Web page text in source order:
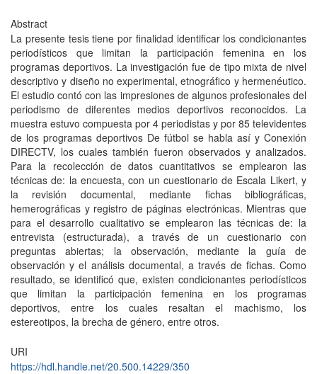
Abstract
La presente tesis tiene por finalidad identificar los condicionantes
periodísticos que limitan la participación femenina en los
programas deportivos. La investigación fue de tipo mixta de nivel
descriptivo y diseño no experimental, etnográfico y hermenéutico.
El estudio contó con las impresiones de algunos profesionales del
periodismo de diferentes medios deportivos reconocidos. La
muestra estuvo compuesta por 4 periodistas y por 85 televidentes
de los programas deportivos De fútbol se habla así y Conexión
DIRECTV, los cuales también fueron observados y analizados.
Para la recolección de datos cuantitativos se emplearon las
técnicas de: la encuesta, con un cuestionario de Escala Likert, y
la revisión documental, mediante fichas bibliográficas,
hemerográficas y registro de páginas electrónicas. Mientras que
para el desarrollo cualitativo se emplearon las técnicas de: la
entrevista (estructurada), a través de un cuestionario con
preguntas abiertas; la observación, mediante la guía de
observación y el análisis documental, a través de fichas. Como
resultado, se identificó que, existen condicionantes periodísticos
que limitan la participación femenina en los programas
deportivos, entre los cuales resaltan el machismo, los
estereotipos, la brecha de género, entre otros.
URI
https://hdl.handle.net/20.500.14229/350